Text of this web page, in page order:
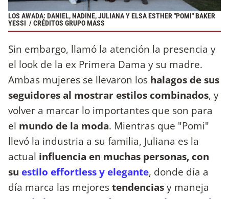
LOS AWADA: DANIEL, NADINE, JULIANA Y ELSA ESTHER "POMI" BAKER
YESSI / CRÉDITOS GRUPO MASS
Sin embargo, llamó la atención la presencia y
el look de la ex Primera Dama y su madre.
Ambas mujeres se llevaron los halagos de sus
seguidores al mostrar estilos combinados, y
volver a marcar lo importantes que son para
el mundo de la moda. Mientras que "Pomi"
llevó la industria a su familia, Juliana es la
actual influencia en muchas personas, con
su estilo effortless y elegante, donde día a
día marca las mejorestendenciasy maneja